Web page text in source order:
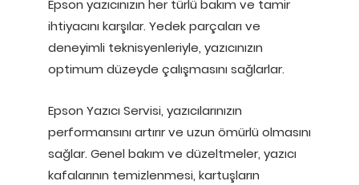
Epson yazıcınızın her türlü bakım ve tamir
ihtiyacını karşılar. Yedek parçaları ve
deneyimli teknisyenleriyle, yazıcınızın
optimum düzeyde çalışmasını sağlarlar.
Epson Yazıcı Servisi, yazıcılarınızın
performansını artırır ve uzun ömürlü olmasını
sağlar. Genel bakım ve düzeltmeler, yazıcı
kafalarının temizlenmesi, kartuşların